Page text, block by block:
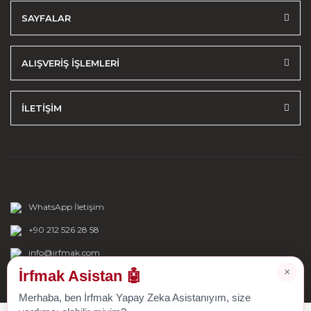
SAYFALAR
ALIŞVERİŞ İŞLEMLERİ
İLETİŞİM
WhatsApp İletişim
+90 212 526 28 58
info@irfmak.com
×
İrfmak Asistan 🤖
Merhaba, ben İrfmak Yapay Zeka Asistanıyım, size